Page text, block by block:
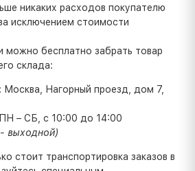
никаких расходов покупателю
исключением стоимости
можно бесплатно забрать товар
склада:
Москва, Нагорный проезд, дом 7,
– СБ, с 10:00 до 14:00
выходной)
стоит транспортировка заказов в